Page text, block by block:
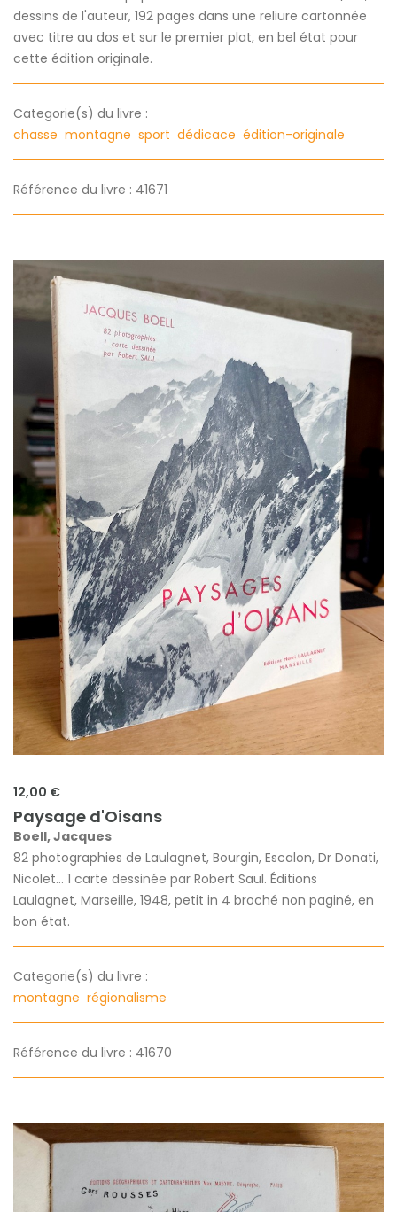
dessins de l'auteur, 192 pages dans une reliure cartonnée
avec titre au dos et sur le premier plat, en bel état pour
cette édition originale.
Categorie(s) du livre :
chasse montagne sport dédicace édition-originale
Référence du livre : 41671
12,00 €
Paysage d'Oisans
Boell, Jacques
82 photographies de Laulagnet, Bourgin, Escalon, Dr Donati,
Nicolet... 1 carte dessinée par Robert Saul. Éditions
Laulagnet, Marseille, 1948, petit in 4 broché non paginé, en
bon état.
Categorie(s) du livre :
montagne régionalisme
Référence du livre : 41670